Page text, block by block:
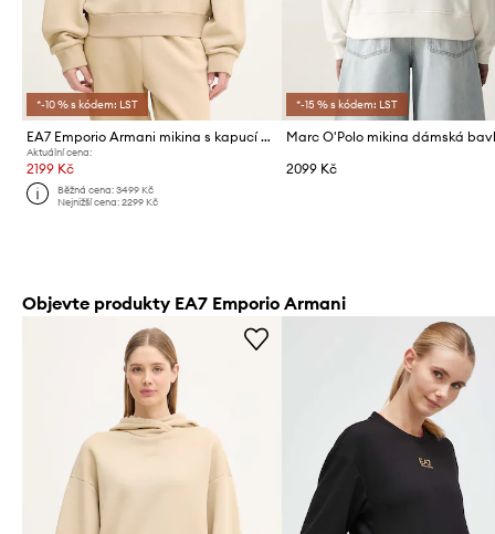
*-10 % s kódem: LST
EA7 Emporio Armani mikina s kapucí dámská bavlněná
Aktuální cena:
2199 Kč
Běžná cena:3499 Kč
Nejnižší cena:2299 Kč
*-15 % s kódem: LST
Marc O'Polo mikina dámská
2099 Kč
Objevte produkty EA7 Emporio Armani